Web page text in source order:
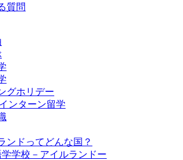
質問
グホリデー
ンターン留学
ンドってどんな国？
学学校－アイルランドー